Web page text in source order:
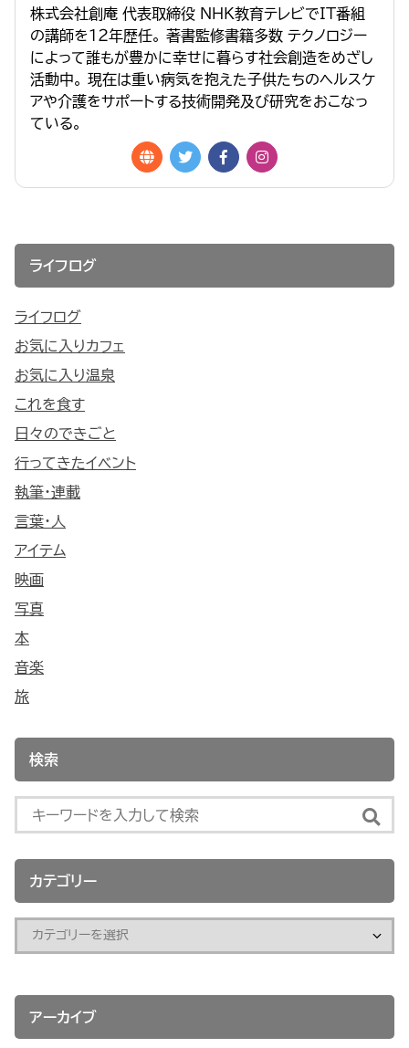
株式会社創庵 代表取締役 NHK教育テレビでIT番組
の講師を１２年歴任。 著書監修書籍多数 テクノロジー
によって誰もが豊かに幸せに暮らす社会創造をめざし
活動中。 現在は重い病気を抱えた子供たちのヘルスケ
アや介護をサポートする技術開発及び研究をおこなっ
ている。
ライフログ
ライフログ
お気に入りカフェ
お気に入り温泉
これを食す
日々のできごと
行ってきたイベント
執筆・連載
言葉・人
アイテム
映画
写真
本
音楽
旅
検索
カテゴリー
アーカイブ